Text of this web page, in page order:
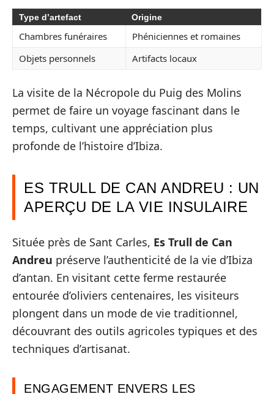
Type d’artefact Origine
Chambres funéraires
Phéniciennes et romaines
Objets personnels
Artifacts locaux
La visite de la Nécropole du Puig des Molins
permet de faire un voyage fascinant dans le
temps, cultivant une appréciation plus
profonde de l’histoire d’Ibiza.
ES TRULL DE CAN ANDREU : UN
APERÇU DE LA VIE INSULAIRE
Située près de Sant Carles, Es Trull de Can
Andreu préserve l’authenticité de la vie d’Ibiza
d’antan. En visitant cette ferme restaurée
entourée d’oliviers centenaires, les visiteurs
plongent dans un mode de vie traditionnel,
découvrant des outils agricoles typiques et des
techniques d’artisanat.
ENGAGEMENT ENVERS LES